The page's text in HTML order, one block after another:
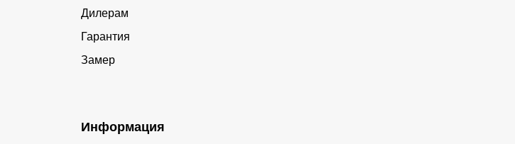
Дилерам
Гарантия
Замер
Информация